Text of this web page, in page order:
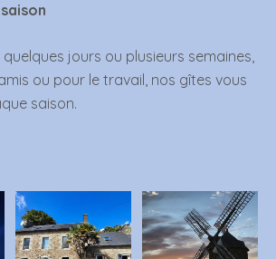
jours ou plusieurs semaines,
ou pour le travail, nos gîtes vous
saison.